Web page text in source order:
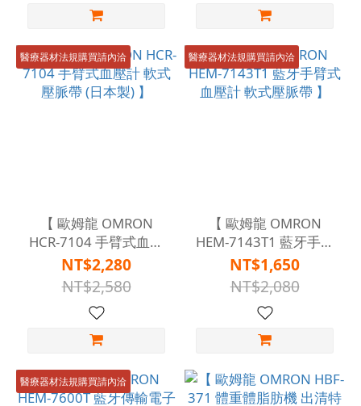
醫療器材法規購買請內洽
【 歐姆龍 OMRON
HCR-7104 手臂式血壓
計 軟式壓脈帶 (日本製)
】
NT$2,280
NT$2,580
醫療器材法規購買請內洽
【 歐姆龍 OMRON
HEM-7143T1 藍牙手臂
式血壓計 軟式壓脈帶 】
NT$1,650
NT$2,080
醫療器材法規購買請內洽